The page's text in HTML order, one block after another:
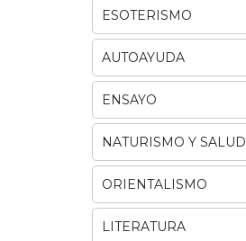
ESOTERISMO
AUTOAYUDA
ENSAYO
NATURISMO Y SALUD
ORIENTALISMO
LITERATURA